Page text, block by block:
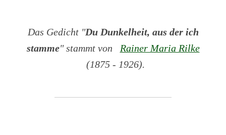
Das Gedicht "Du Dunkelheit, aus der ich
stamme" stammt von
Rainer Maria Rilke
(1875 - 1926).